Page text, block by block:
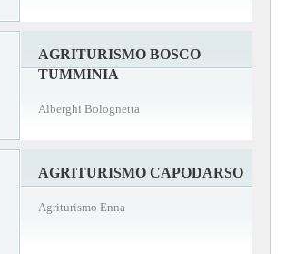
AGRITURISMO BOSCO
TUMMINIA
Alberghi Bolognetta
AGRITURISMO CAPODARSO
Agriturismo Enna